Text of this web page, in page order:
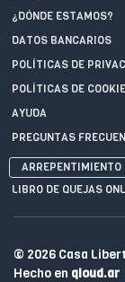
¿DÓNDE ESTAMOS?
DATOS BANCARIOS
POLÍTICAS DE
POLÍTICAS DE
AYUDA
PREGUNTAS
ARREPENTIMIENTO
LIBRO DE QUEJAS
© 2026 Casa
Hecho en qloud.ar